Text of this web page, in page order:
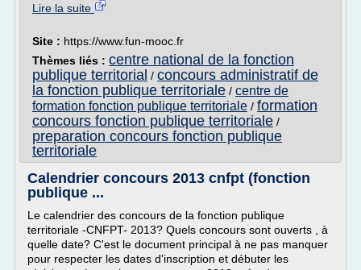
Lire la suite
Site : https://www.fun-mooc.fr
Thèmes liés : centre national de la fonction
publique territorial / concours administratif de
la fonction publique territoriale / centre de
formation fonction publique territoriale / formation
concours fonction publique territoriale /
preparation concours fonction publique
territoriale
Calendrier concours 2013 cnfpt (fonction
publique ...
Le calendrier des concours de la fonction publique
territoriale -CNFPT- 2013? Quels concours sont ouverts , à
quelle date? C'est le document principal à ne pas manquer
pour respecter les dates d'inscription et débuter les